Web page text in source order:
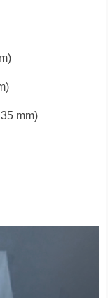
mm)